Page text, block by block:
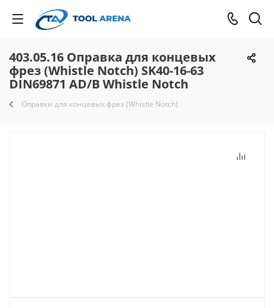
403.05.16 Оправка для концевых
фрез (Whistle Notch) SK40-16-63
DIN69871 AD/B Whistle Notch
Оправки для концевых фрез (Whistle Notch)